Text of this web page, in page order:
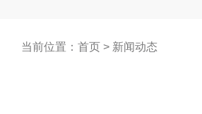
当前位置： 首页 > 新闻动态